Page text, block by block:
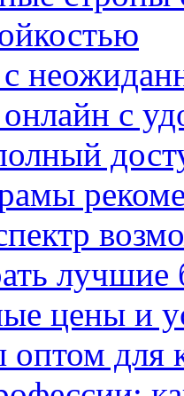
с
цены и
оптом для